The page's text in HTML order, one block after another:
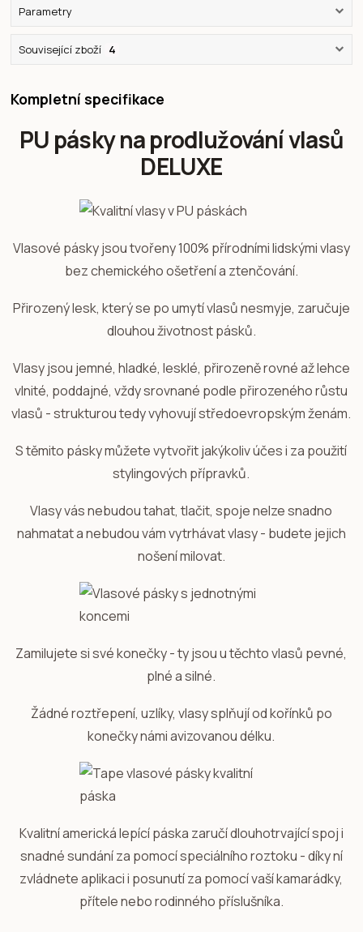
Parametry
Související zboží 4
Kompletní specifikace
PU pásky na prodlužování vlasů
DELUXE
Vlasové pásky jsou tvořeny 100% přírodními lidskými vlasy
bez chemického ošetření a ztenčování.
Přirozený lesk, který se po umytí vlasů nesmyje, zaručuje
dlouhou životnost pásků.
Vlasy jsou jemné, hladké, lesklé, přirozeně rovné až lehce
vlnité, poddajné, vždy srovnané podle přirozeného růstu
vlasů - strukturou tedy vyhovují středoevropským ženám.
S těmito pásky můžete vytvořit jakýkoliv účes i za použití
stylingových přípravků.
Vlasy vás nebudou tahat, tlačit, spoje nelze snadno
nahmatat a nebudou vám vytrhávat vlasy - budete jejich
nošení milovat.
Zamilujete si své konečky - ty jsou u těchto vlasů pevné,
plné a silné.
Žádné roztřepení, uzlíky, vlasy splňují od kořínků po
konečky námi avizovanou délku.
Kvalitní americká lepící páska zaručí dlouhotrvající spoj i
snadné sundání za pomocí speciálního roztoku - díky ní
zvládnete aplikaci i posunutí za pomocí vaší kamarádky,
přítele nebo rodinného příslušníka.